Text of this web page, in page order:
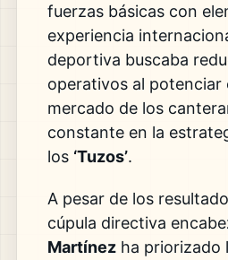
fuerzas básicas con
experiencia
deportiva buscaba
operativos al potenciar
mercado de los
constante en la
los ‘Tuzos’.
A pesar de los
cúpula directiva
Martínezha priorizado